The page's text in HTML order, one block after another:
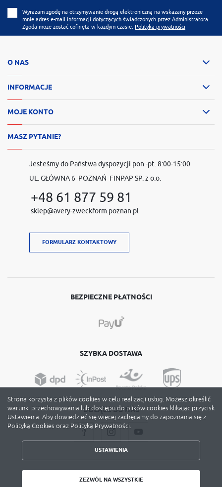
Wyrażam zgodę na otrzymywanie drogą elektroniczną na wskazany przeze
mnie adres e-mail informacji dotyczących świadczonych przez Administratora.
Zgoda może zostać cofnięta w każdym czasie. Polityka prywatności
O NAS
INFORMACJE
MOJE KONTO
MASZ PYTANIE?
Jesteśmy do Państwa dyspozycji pon.-pt. 8:00-15:00
UL. GŁÓWNA 6 POZNAŃ FINPAP SP. z o.o.
+48 61 877 59 81
sklep@avery-zweckform.poznan.pl
FORMULARZ KONTAKTOWY
BEZPIECZNE PŁATNOŚCI
SZYBKA DOSTAWA
DOŁĄCZ DO NAS
Copyright by avery-zweckform.poznan.pl
Strona korzysta z plików cookies w celu realizacji usług. Możesz określić
warunki przechowywania lub dostępu do plików cookies klikając przycisk
Ustawienia. Aby dowiedzieć się więcej zachęcamy do zapoznania się z
Polityką Cookies oraz Polityką Prywatności.
USTAWIENIA
ZEZWÓL NA WSZYSTKIE